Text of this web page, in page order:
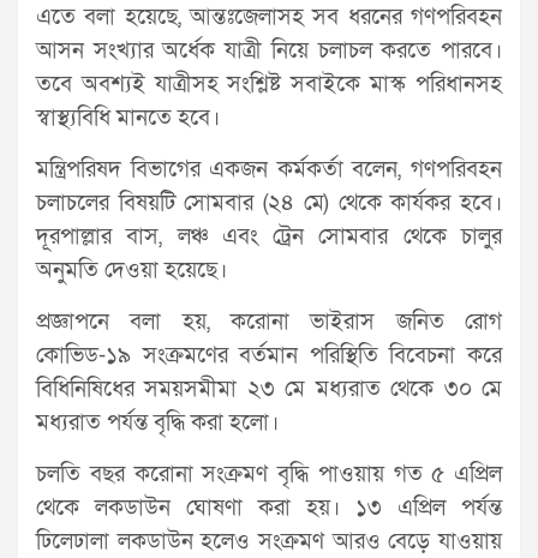
এতে বলা হয়েছে, আন্তঃজেলাসহ সব ধরনের গণপরিবহন
আসন সংখ্যার অর্ধেক যাত্রী নিয়ে চলাচল করতে পারবে।
তবে অবশ্যই যাত্রীসহ সংশ্লিষ্ট সবাইকে মাস্ক পরিধানসহ
স্বাস্থ্যবিধি মানতে হবে।
মন্ত্রিপরিষদ বিভাগের একজন কর্মকর্তা বলেন, গণপরিবহন
চলাচলের বিষয়টি সোমবার (২৪ মে) থেকে কার্যকর হবে।
দূরপাল্লার বাস, লঞ্চ এবং ট্রেন সোমবার থেকে চালুর
অনুমতি দেওয়া হয়েছে।
প্রজ্ঞাপনে বলা হয়, করোনা ভাইরাস জনিত রোগ
কোভিড-১৯ সংক্রমণের বর্তমান পরিস্থিতি বিবেচনা করে
বিধিনিষিধের সময়সমীমা ২৩ মে মধ্যরাত থেকে ৩০ মে
মধ্যরাত পর্যন্ত বৃদ্ধি করা হলো।
চলতি বছর করোনা সংক্রমণ বৃদ্ধি পাওয়ায় গত ৫ এপ্রিল
থেকে লকডাউন ঘোষণা করা হয়। ১৩ এপ্রিল পর্যন্ত
ঢিলেঢালা লকডাউন হলেও সংক্রমণ আরও বেড়ে যাওয়ায়